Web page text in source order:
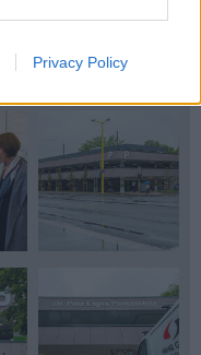
Privacy Policy